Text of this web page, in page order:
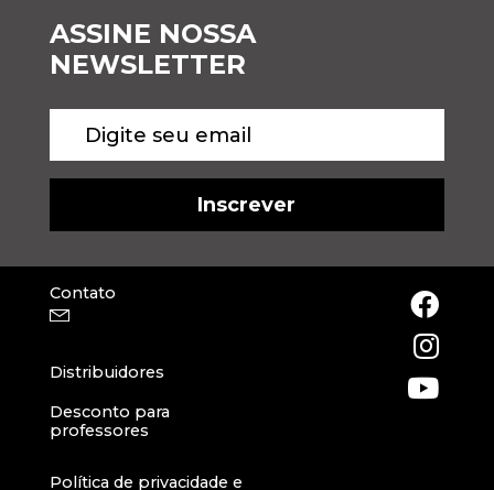
ASSINE NOSSA
NEWSLETTER
Contato
Distribuidores
Desconto para
professores
Política de privacidade e